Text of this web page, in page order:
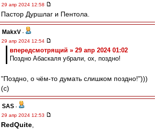
29 апр 2024 12:58
Пастор Дуршлаг и Пентола.
MakxV -
29 апр 2024 12:54
впередсмотрящий » 29 апр 2024 01:02
Поздно Абаскаля убрали, ох, поздно!
"Поздно, о чём-то думать слишком поздно!")))
(c)
SAS -
29 апр 2024 12:53
RedQuite